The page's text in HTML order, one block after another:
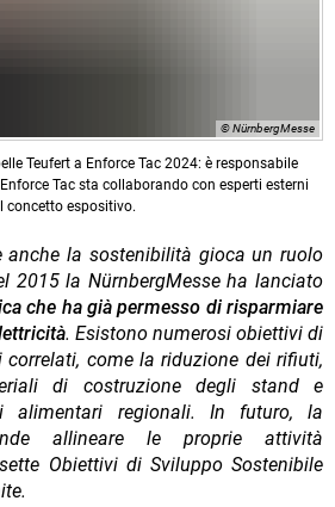
© NürnbergMesse
Teufert a Enforce Tac 2024: è responsabile
Tac sta collaborando con esperti esterni
concetto espositivo.
anche la sostenibilità gioca un ruolo
2015 la NürnbergMesse ha lanciato
che ha già permesso di risparmiare
. Esistono numerosi obiettivi di
come la riduzione dei rifiuti,
di costruzione degli stand e
alimentari regionali. In futuro, la
allineare le proprie attività
Obiettivi di Sviluppo Sostenibile